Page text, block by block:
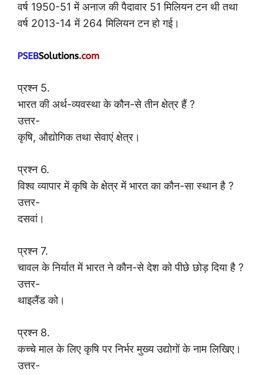
वर्ष 1950-51 में अनाज की पैदावार 51 मिलियन टन थी तथा
वर्ष 2013-14 में 264 मिलियन टन हो गई।
प्रश्न 5.
भारत की अर्थ-व्यवस्था के कौन-से तीन क्षेत्र हैं ?
उत्तर-
कृषि, औद्योगिक तथा सेवाएं क्षेत्र।
प्रश्न 6.
विश्व व्यापार में कृषि के क्षेत्र में भारत का कौन-सा स्थान है ?
उत्तर-
दसवां।
प्रश्न 7.
चावल के निर्यात में भारत ने कौन-से देश को पीछे छोड़ दिया है ?
उत्तर-
थाइलैंड को।
प्रश्न 8.
कच्चे माल के लिए कृषि पर निर्भर मुख्य उद्योगों के नाम लिखिए।
उत्तर-